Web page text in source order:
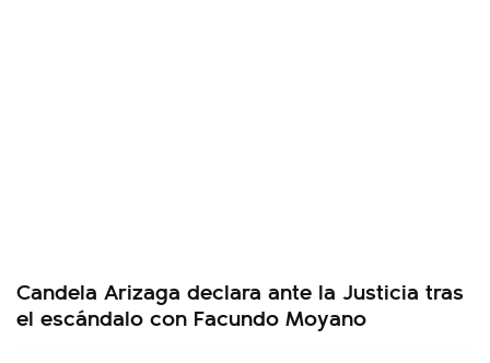
Candela Arizaga declara ante la Justicia tras
el escándalo con Facundo Moyano